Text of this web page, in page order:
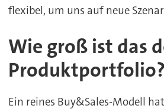
flexibel, um uns auf neue
Wie groß ist das
Produktportfolio?
Ein reines Buy&Sales-Modell